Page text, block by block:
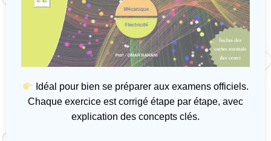
Idéal pour bien se préparer aux examens officiels.
Chaque exercice est corrigé étape par étape, avec
explication des concepts clés.